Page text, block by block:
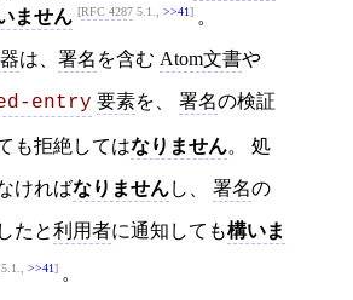
ません RFC 4287 5.1., >>41 。
は、 署名 を含む Atom文書や
entry 要素を、 署名の検証
も拒絶してはなりません。 処
ければなりませんし、 署名の
たと利用者に通知しても構いま
5.1., >>41 。